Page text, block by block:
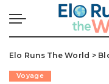
Elo Runs The World >
Voyage